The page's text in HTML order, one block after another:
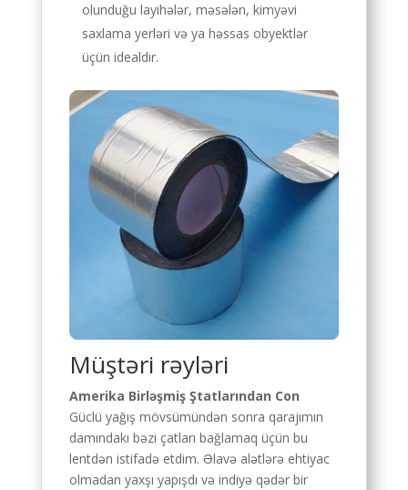
olunduğu layihələr, məsələn, kimyəvi
saxlama yerləri və ya həssas obyektlər
üçün idealdır.
Müştəri rəyləri
Amerika Birləşmiş Ştatlarından Con
Güclü yağış mövsümündən sonra qarajımın
damındakı bəzi çatları bağlamaq üçün bu
lentdən istifadə etdim. Əlavə alətlərə ehtiyac
olmadan yaxşı yapışdı və indiyə qədər bir